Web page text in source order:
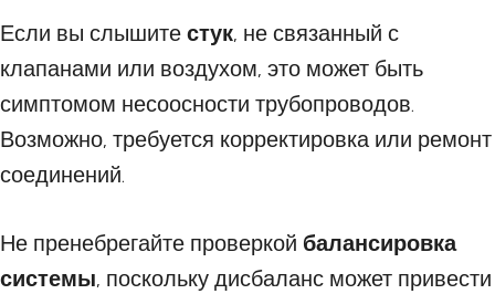
Если вы слышите стук, не связанный с
клапанами или воздухом, это может быть
симптомом несоосности трубопроводов.
Возможно, требуется корректировка или ремонт
соединений.
Не пренебрегайте проверкой балансировка
системы, поскольку дисбаланс может привести